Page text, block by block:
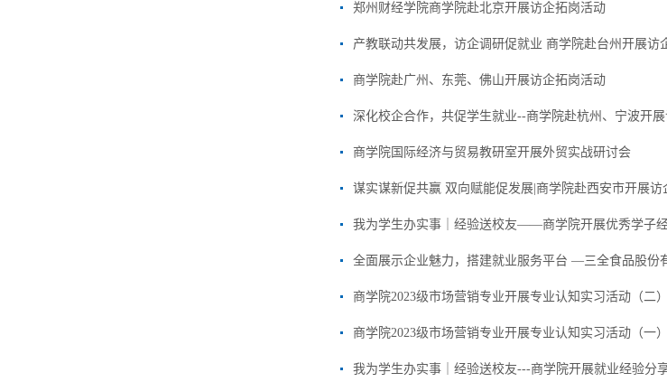
郑州财经学院商学院赴北京开展访企拓岗活动
产教联动共发展，访企调研促就业 商学院赴台州开展访
商学院赴广州、东莞、佛山开展访企拓岗活动
深化校企合作，共促学生就业--商学院赴杭州、宁波开
商学院国际经济与贸易教研室开展外贸实战研讨会
谋实谋新促共赢 双向赋能促发展|商学院赴西安市开展访
我为学生办实事｜经验送校友——商学院开展优秀学子
全面展示企业魅力，搭建就业服务平台 —三全食品股份
商学院2023级市场营销专业开展专业认知实习活动（二）
商学院2023级市场营销专业开展专业认知实习活动（一）
我为学生办实事｜经验送校友---商学院开展就业经验分